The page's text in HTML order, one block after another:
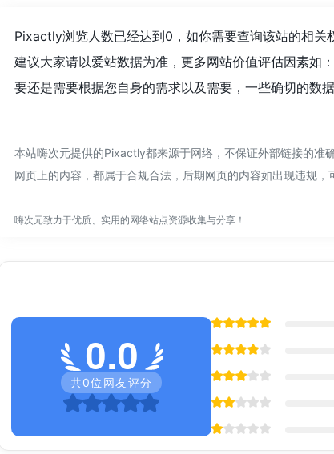
Pixactly浏览人数已经达到0，如你需要查询该站的相关
建议大家请以爱站数据为准，更多网站价值评估因素如
要还是需要根据您自身的需求以及需要，一些确切的数
本站嗨次元提供的Pixactly都来源于网络，不保证外部链接的
网页上的内容，都属于合规合法，后期网页的内容如出现违规
嗨次元致力于优质、实用的网络站点资源收集与分享！
0.0
共0位网友评分